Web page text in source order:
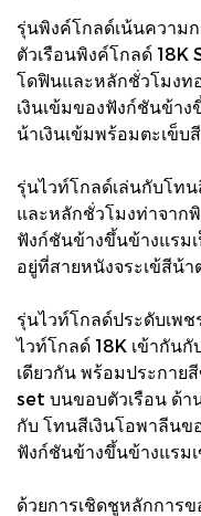
รุ่นพิงค์โกลด์เน้นความ
ตัวเรือนพิงค์โกลด์ 18K
โดฟินและหลักชั่วโมงท
เงินเข้มของฟังก์ชันข้า
น้าเงินเข้มพร้อมตะเข็บ
รุ่นไวท์โกลด์เล่นกับโท
และหลักชั่วโมงท่าจาก
ฟังก์ชันข้างขึ้นข้างแรม
อยู่ที่สายหนังจระเข้สีน้
รุ่นไวท์โกลด์ประดับเพ
ไวท์โกลด์ 18K เข้ากัน
เดียวกัน พร้อมประกาย
set บนขอบตัวเรือน ด้า
กับ โทนสีเงินโอพาลีนข
ฟังก์ชันข้างขึ้นข้างแรม
ด้วยการเชิดชูหลักการ